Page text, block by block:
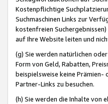
Kostenpflichtige
Suchmaschinen Links zur
kostenfreien
auf Ihre Website leiten und
(g) Sie werden natürlichen
Form von Geld, Rabatten,
beispielsweise keine Prämien-
Partner-Links zu besuchen.
(h) Sie werden die Inhalte von